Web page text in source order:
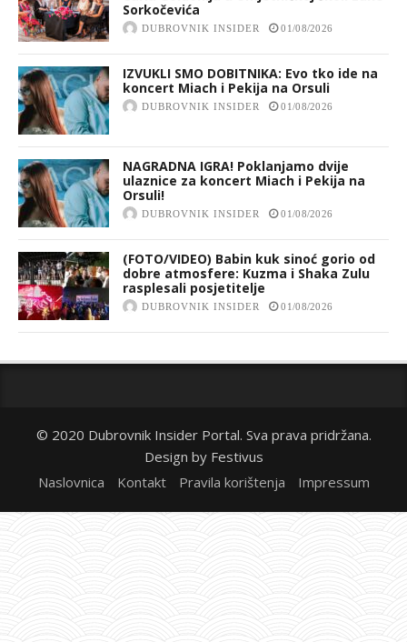
Sorkočevića
DUBROVNIK INSIDER 01/08/2026
IZVUKLI SMO DOBITNIKA: Evo tko ide na
koncert Miach i Pekija na Orsuli
DUBROVNIK INSIDER 01/08/2026
NAGRADNA IGRA! Poklanjamo dvije
ulaznice za koncert Miach i Pekija na
Orsuli!
DUBROVNIK INSIDER 01/08/2026
(FOTO/VIDEO) Babin kuk sinoć gorio od
dobre atmosfere: Kuzma i Shaka Zulu
rasplesali posjetitelje
DUBROVNIK INSIDER 01/08/2026
© 2020 Dubrovnik Insider Portal. Sva prava pridržana.
Design by Festivus
Naslovnica
Kontakt Pravila korištenja Impressum